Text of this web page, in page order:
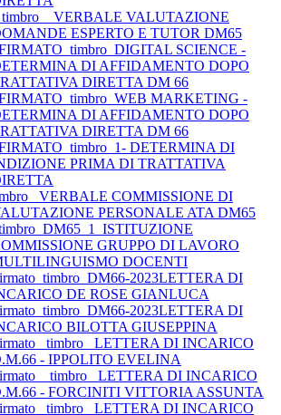
timbro _ VERBALE VALUTAZIONE
ESPERTO E TUTOR DM65
SCIENCE -
DI AFFIDAMENTO DOPO
DIRETTA DM 66
MARKETING -
DI AFFIDAMENTO DOPO
DIRETTA DM 66
DETERMINA DI
PRIMA DI TRATTATIVA
_VERBALE COMMISSIONE DI
PERSONALE ATA DM65
GRUPPO DI LAVORO
DOCENTI
2023LETTERA DI
DE ROSE GIANLUCA
2023LETTERA DI
BILOTTA GIUSEPPINA
timbro _LETTERA DI INCARICO
- IPPOLITO EVELINA
_ timbro _LETTERA DI INCARICO
- FORCINITI VITTORIA ASSUNTA
timbro _LETTERA DI INCARICO